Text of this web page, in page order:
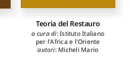
Teoria del Restauro
a cura di:Istituto Italiano
per l'Africa e l'Oriente
autori: Micheli Mario